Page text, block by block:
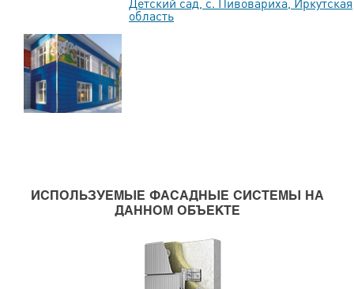
область
ИСПОЛЬЗУЕМЫЕ ФАСАДНЫЕ СИСТЕМЫ НА
ДАННОМ ОБЪЕКТЕ